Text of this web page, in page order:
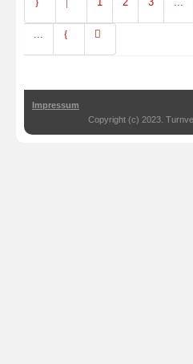
Impressum
Copyright (c) 2023.